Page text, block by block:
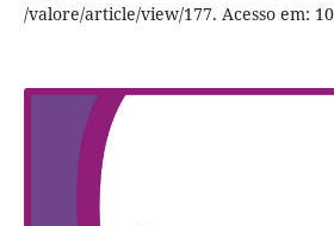
/valore/article/view/177. Acesso em: